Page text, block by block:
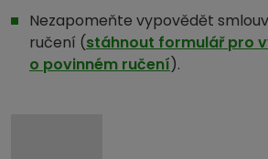
Nezapomeňte vypovědět
ručení (stáhnout formulář pro
o povinném ručení).